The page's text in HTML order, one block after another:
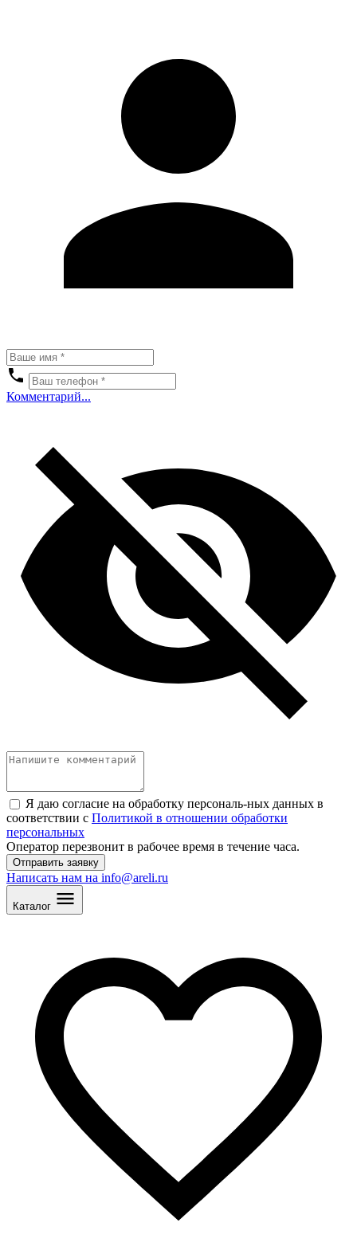
Комментарий...
Я даю согласие на обработку персональ-ных данных в
соответствии с Политикой в отношении обработки
персональных
Оператор перезвонит в рабочее время в течение часа.
Отправить заявку
Написать нам на info@areli.ru
Каталог